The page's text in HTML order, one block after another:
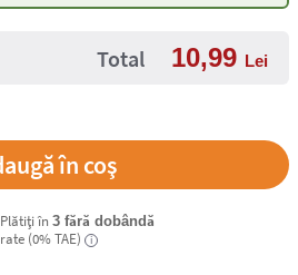
Total 10,99 Lei
Plătiți în 3 fără dobândă
rate (0% TAE) i